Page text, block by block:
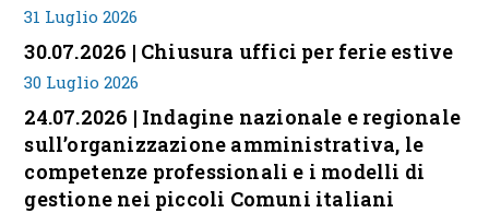
31 Luglio 2026
30.07.2026 | Chiusura uffici per ferie estive
30 Luglio 2026
24.07.2026 | Indagine nazionale e regionale
sull’organizzazione amministrativa, le
competenze professionali e i modelli di
gestione nei piccoli Comuni italiani